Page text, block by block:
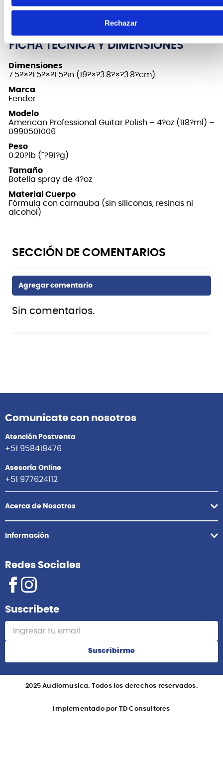
Rechazar
Compatible con todos los acabados
FICHA TÉCNICA Y DIMENSIONES
Dimensiones
7.5?×?1.5?×?1.5?in (19?×?3.8?×?3.8?cm)
Marca
Fender
Modelo
American Professional Guitar Polish – 4?oz (118?ml) –
0990501006
Peso
0.20?lb (˜?91?g)
Tamaño
Botella spray de 4?oz
Material Cuerpo
Fórmula con carnauba (sin siliconas, resinas ni
alcohol)
Sin comentarios.
Comunícate con nosotros
Atención Postventa
+51 958418476
Asesoría Online
+51 977624112
Acerca de Nosotros
Información
Redes Sociales
Suscribete
Suscribirme
2025 Audiomusica. Todos los derechos reservados.
Implementado por TD Consultores